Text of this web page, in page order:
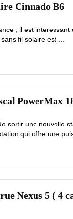
Cinnado B6
, il est
fil solaire est ...
PowerMax
sortir une nouvelle
qui offre une
Nexus 5 ( 4